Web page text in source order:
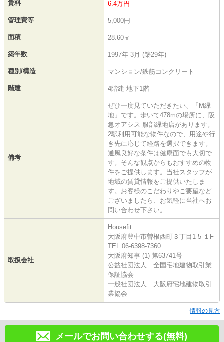
賃料 6.4万円
管理費等 5,000円
面積 28.60㎡
築年数 1997年 3月 (築29年)
種別/構造 マンション/鉄筋コンクリート
階建 4階建 地下1階
備考
ぜひ一度見ていただきたい、「M緑
地」です。歩いて478mの場所に、阪
急オアシス 服部緑地店があります。
2駅利用可能な物件なので、用途や行
き先に応じて経路を選択できます。
通風良好な条件は健康面でも大切で
す。そんな観点からもおすすめの物
件をご提供します。当社スタッフが
地域の賃貸情報をご提供いたしま
す。お客様のこだわりやご要望など
ございましたら、お気軽に当社へお
問い合わせ下さい。
取扱会社
Housefit
大阪府豊中市曽根西町３丁目1-5-１F
TEL:06-6398-7360
大阪府知事 (1) 第63741号
公益社団法人 全国宅地建物取引業
保証協会
一般社団法人 大阪府宅地建物取引
業協会
情報の見方
メールでお問い合わせする(無料)